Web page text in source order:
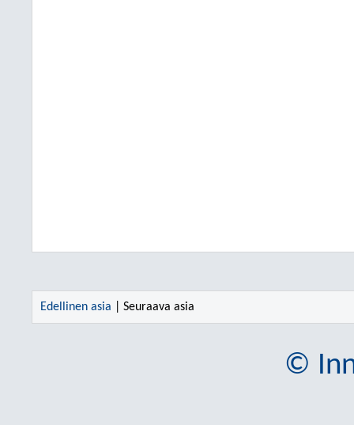
Edellinen asia | Seuraava asia
©